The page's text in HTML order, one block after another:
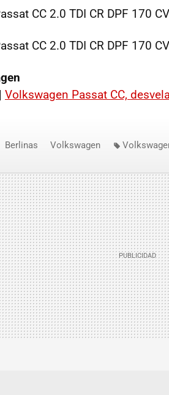
CC 2.0 TDI CR DPF 170
CC 2.0 TDI CR DPF 170
Volkswagen Passat CC,
Berlinas Volkswagen